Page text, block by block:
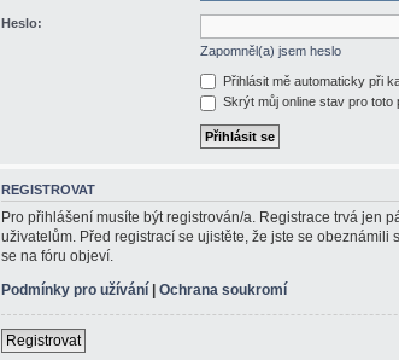
Heslo:
Zapomněl(a) jsem heslo
Přihlásit mě automaticky při
Skrýt můj online stav pro toto
REGISTROVAT
Pro přihlášení musíte být registrován/a. Registrace trvá jen
uživatelům. Před registrací se ujistěte, že jste se
se na fóru objeví.
Podmínky pro užívání
Ochrana soukromí
Registrovat